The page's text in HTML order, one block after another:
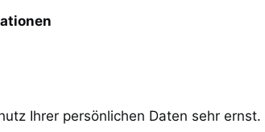
Ihrer persönlichen Daten sehr